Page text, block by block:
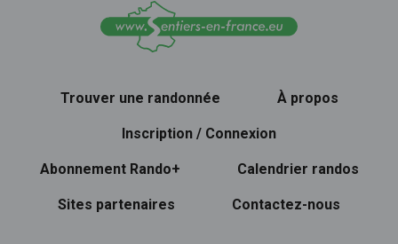
Trouver une randonnée À propos
Inscription / Connexion
Abonnement Rando+ Calendrier randos
Sites partenaires Contactez-nous